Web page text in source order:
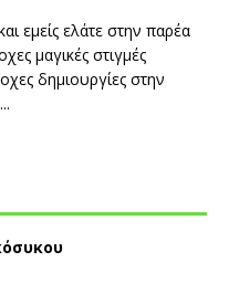
εμείς ελάτε στην παρέα
μαγικές στιγμές
δημιουργίες στην